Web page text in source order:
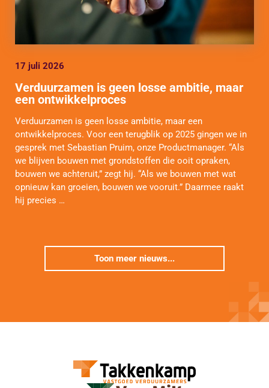
17 juli 2026
Verduurzamen is geen losse ambitie, maar
een ontwikkelproces
Verduurzamen is geen losse ambitie, maar een
ontwikkelproces. Voor een terugblik op 2025 gingen we in
gesprek met Sebastian Pruim, onze Productmanager. “Als
we blijven bouwen met grondstoffen die ooit opraken,
bouwen we achteruit,” zegt hij. “Als we bouwen met wat
opnieuw kan groeien, bouwen we vooruit.” Daarmee raakt
hij precies …
Toon meer nieuws...